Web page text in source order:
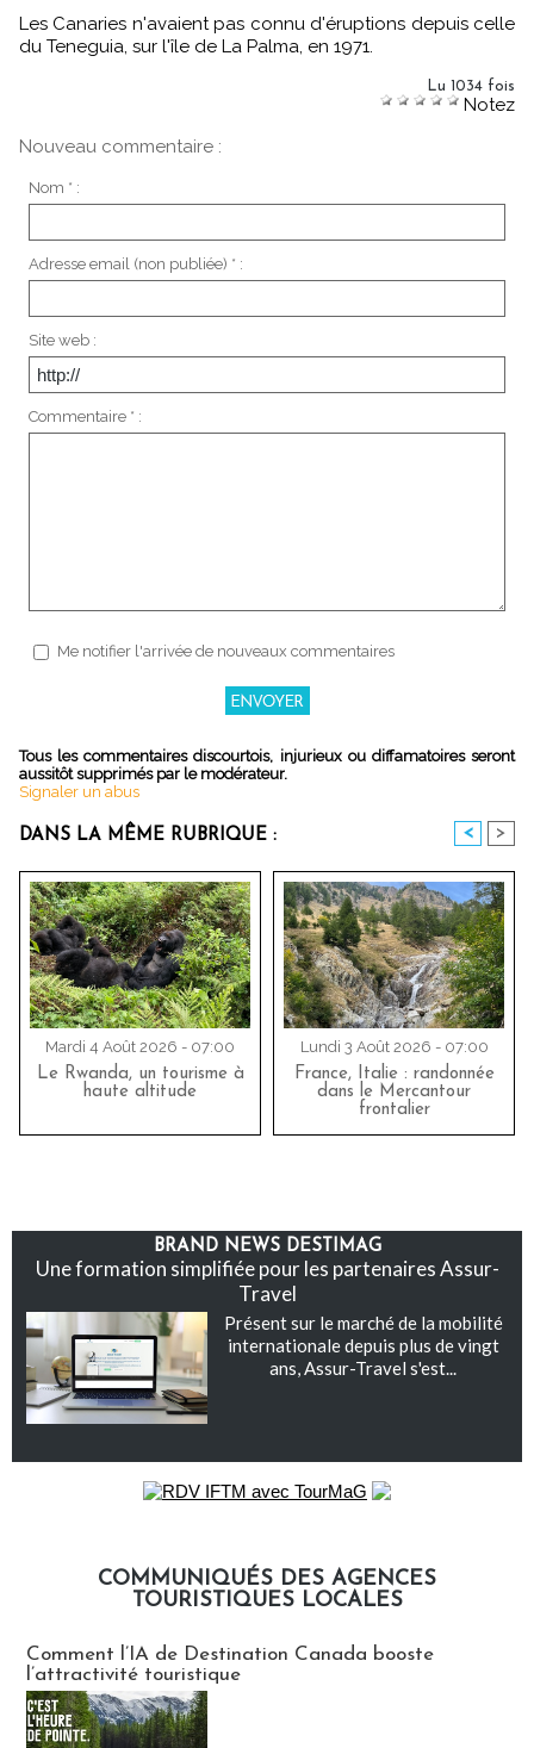
Les Canaries n'avaient pas connu d'éruptions depuis celle
du Teneguia, sur l'île de La Palma, en 1971.
Lu 1034 fois
Notez
Nouveau commentaire :
Nom * :
Adresse email (non publiée) * :
Site web :
Commentaire * :
Me notifier l'arrivée de nouveaux commentaires
Tous les commentaires discourtois, injurieux ou diffamatoires seront
aussitôt supprimés par le modérateur.
Signaler un abus
DANS LA MÊME RUBRIQUE : < >
Mardi 4 Août 2026 - 07:00
Le Rwanda, un tourisme à
haute altitude
Lundi 3 Août 2026 - 07:00
France, Italie : randonnée
dans le Mercantour
frontalier
BRAND NEWS DESTIMAG
Une formation simplifiée pour les partenaires Assur-
Travel
Présent sur le marché de la mobilité
internationale depuis plus de vingt
ans, Assur-Travel s'est...
COMMUNIQUÉS DES AGENCES
TOURISTIQUES LOCALES
Comment l’IA de Destination Canada booste
l’attractivité touristique